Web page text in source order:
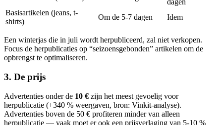
dagen
Basisartikelen (jeans, t-
shirts)
Om de 5-7 dagen Idem
Een winterjas die in juli wordt herpubliceerd, zal niet verkopen.
Focus de herpublicaties op “seizoensgebonden” artikelen om de
opbrengst te optimaliseren.
3. De prijs
Advertenties onder de 10 € zijn het meest gevoelig voor
herpublicatie (+340 % weergaven, bron: Vinkit-analyse).
Advertenties boven de 50 € profiteren minder van alleen
herpublicatie — vaak moet er ook een prijsverlaging van 5-10 %